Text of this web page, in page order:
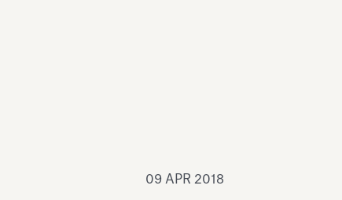
09 APR 2018